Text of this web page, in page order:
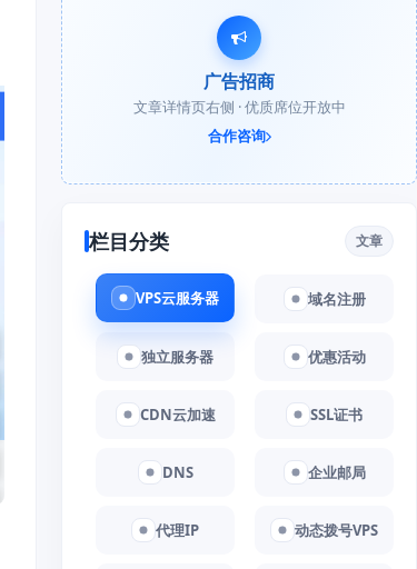
广告招商
文章详情页右侧 · 优质席位开放中
合作咨询
栏目分类 文章
VPS云服务器 域名注册
独立服务器 优惠活动
CDN云加速 SSL证书
DNS 企业邮局
代理IP 动态拨号VPS